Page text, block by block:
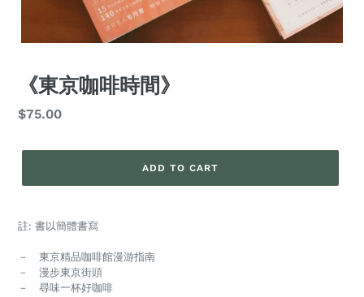
《東京咖啡時間》
Regular
$75.00
ADD TO CART
註: 書以簡體書寫
－ 東京精品咖啡館漫游指南
－ 漫步東京街頭
－ 尋味一杯好咖啡